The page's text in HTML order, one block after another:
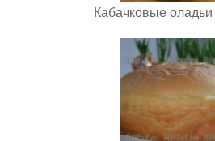
Кабачковые